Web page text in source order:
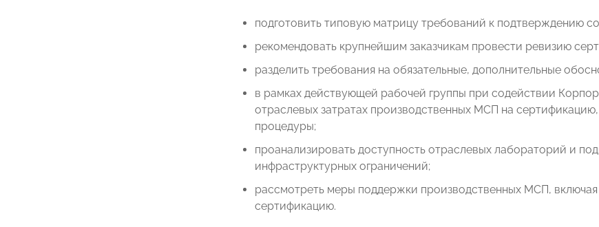
подготовить типовую матрицу требований к подтверждению
рекомендовать крупнейшим заказчикам провести ревизию
разделить требования на обязательные, дополнительные
в рамках действующей рабочей группы при содействии
отраслевых затратах производственных МСП на
процедуры;
проанализировать доступность отраслевых лабораторий и
инфраструктурных ограничений;
рассмотреть меры поддержки производственных МСП,
сертификацию.